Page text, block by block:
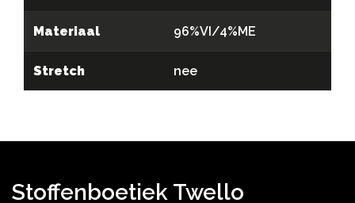
Materiaal 96%VI/4%ME
Stretch nee
Stoffenboetiek Twello